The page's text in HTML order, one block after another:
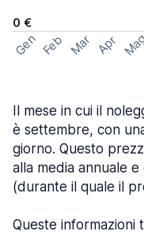
0 €
Gen Feb Mar Apr
Il mese in cui il
è settembre, con
giorno. Questo
alla media annuale
(durante il quale il
Queste informazioni